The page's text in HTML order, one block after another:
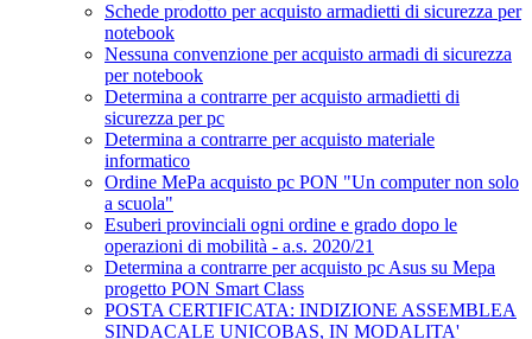
Schede prodotto per acquisto armadietti di sicurezza per
notebook
Nessuna convenzione per acquisto armadi di sicurezza
per notebook
Determina a contrarre per acquisto armadietti di
sicurezza per pc
Determina a contrarre per acquisto materiale
informatico
Ordine MePa acquisto pc PON "Un computer non solo
a scuola"
Esuberi provinciali ogni ordine e grado dopo le
operazioni di mobilità - a.s. 2020/21
Determina a contrarre per acquisto pc Asus su Mepa
progetto PON Smart Class
POSTA CERTIFICATA: INDIZIONE ASSEMBLEA
SINDACALE UNICOBAS, IN MODALITA'